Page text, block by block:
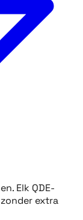
Elk QDE-
extra